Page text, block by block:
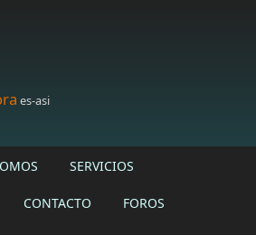
es-asi
SERVICIOS
CONTACTO FOROS